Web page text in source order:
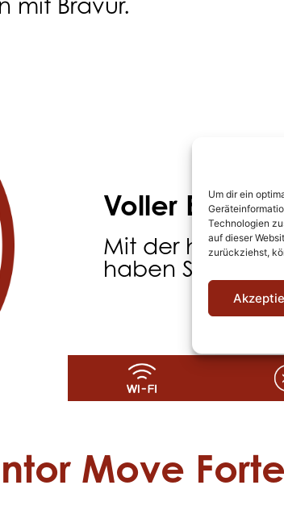
Um dir ein
Technologien
auf dieser
zurückziehst,
Voller
Mit der hohen
haben Sie
Move